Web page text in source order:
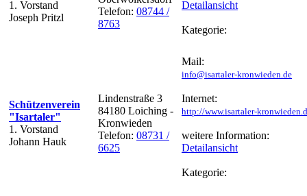
1. Vorstand
Joseph Pritzl
Telefon: 08744 /
8763
Detailansicht
Kategorie:
Schützenverein
"Isartaler"
1. Vorstand
Johann Hauk
Lindenstraße 3
84180 Loiching -
Kronwieden
Telefon: 08731 /
6625
Mail:
info@isartaler-kronwieden.de
Internet:
http://www.isartaler-
weitere Information:
Detailansicht
Kategorie: